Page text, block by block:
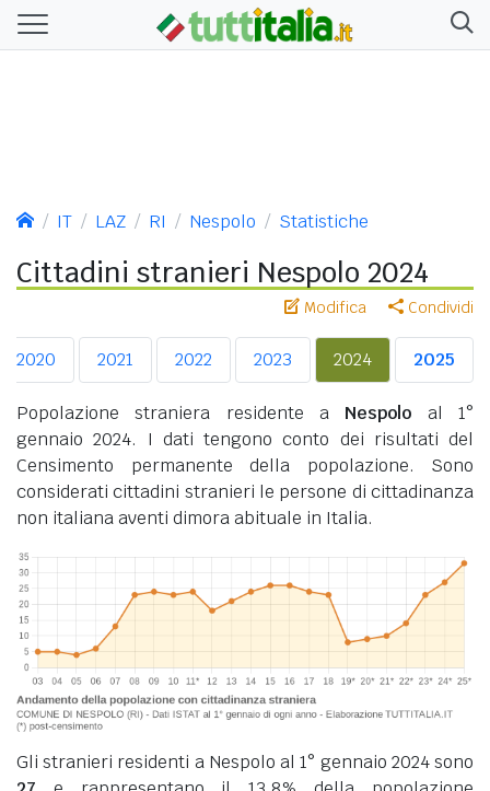
IT LAZ RI Nespolo Statistiche
Cittadini stranieri Nespolo 2024
Modifica Condividi
2020 2021 2022 2023 2024 2025
Popolazione straniera residente a Nespolo al 1°
gennaio 2024. I dati tengono conto dei risultati del
Censimento permanente della popolazione. Sono
considerati cittadini stranieri le persone di cittadinanza
non italiana aventi dimora abituale in Italia.
Gli stranieri residenti a Nespolo al 1° gennaio 2024 sono